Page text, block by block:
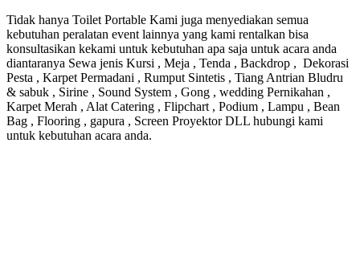
Tidak hanya Toilet Portable Kami juga menyediakan semua
kebutuhan peralatan event lainnya yang kami rentalkan bisa
konsultasikan kekami untuk kebutuhan apa saja untuk acara anda
diantaranya Sewa jenis Kursi , Meja , Tenda , Backdrop , Dekorasi
Pesta , Karpet Permadani , Rumput Sintetis , Tiang Antrian Bludru
& sabuk , Sirine , Sound System , Gong , wedding Pernikahan ,
Karpet Merah , Alat Catering , Flipchart , Podium , Lampu , Bean
Bag , Flooring , gapura , Screen Proyektor DLL hubungi kami
untuk kebutuhan acara anda.